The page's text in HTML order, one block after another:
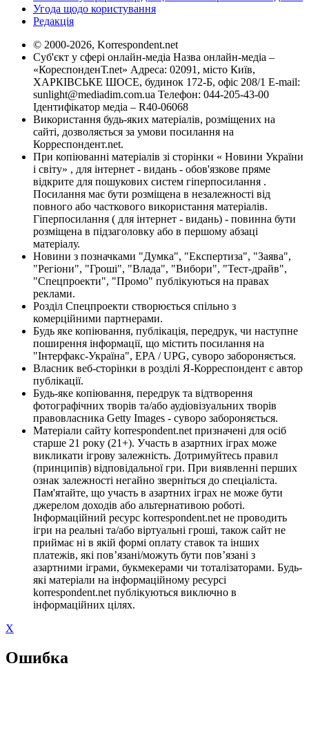
Угода щодо користування
Редакція
© 2000-2026, Korrespondent.net
Суб'єкт у сфері онлайн-медіа Назва онлайн-медіа –
«КореспонденТ.net» Адреса: 02091, місто Київ,
ХАРКІВСЬКЕ ШОСЕ, будинок 172-Б, офіс 208/1 E-mail:
sunlight@mediadim.com.ua Телефон: 044-205-43-00
Ідентифікатор медіа – R40-06068
Використання будь-яких матеріалів, розміщених на
сайті, дозволяється за умови посилання на
Корреспондент.net.
При копіюванні матеріалів зі сторінки « Новини України
і світу» , для інтернет - видань - обов'язкове пряме
відкрите для пошукових систем гіперпосилання .
Посилання має бути розміщена в незалежності від
повного або часткового використання матеріалів.
Гіперпосилання ( для інтернет - видань) - повинна бути
розміщена в підзаголовку або в першому абзаці
матеріалу.
Новини з позначками "Думка", "Експертиза", "Заява",
"Регіони", "Гроші", "Влада", "Вибори", "Тест-драйв",
"Спецпроекти", "Промо" публікуються на правах
реклами.
Розділ Спецпроекти створюється спільно з
комерційними партнерами.
Будь яке копіювання, публікація, передрук, чи наступне
поширення інформації, що містить посилання на
"Інтерфакс-Україна", EPA / UPG, суворо забороняється.
Власник веб-сторінки в розділі Я-Корреспондент є автор
публікації.
Будь-яке копіювання, передрук та відтворення
фотографічних творів та/або аудіовізуальних творів
правовласника Getty Images - суворо забороняється.
Матеріали сайту korrespondent.net призначені для осіб
старше 21 року (21+). Участь в азартних іграх може
викликати ігрову залежність. Дотримуйтесь правил
(принципів) відповідальної гри. При виявленні перших
ознак залежності негайно зверніться до спеціаліста.
Пам'ятайте, що участь в азартних іграх не може бути
джерелом доходів або альтернативою роботі.
Інформаційний ресурс korrespondent.net не проводить
ігри на реальні та/або віртуальні гроші, також сайт не
приймає ні в якій формі оплату ставок та інших
платежів, які пов’язані/можуть бути пов’язані з
азартними іграми, букмекерами чи тоталізаторами. Будь-
які матеріали на інформаційному ресурсі
korrespondent.net публікуються виключно в
інформаційних цілях.
X
Ошибка